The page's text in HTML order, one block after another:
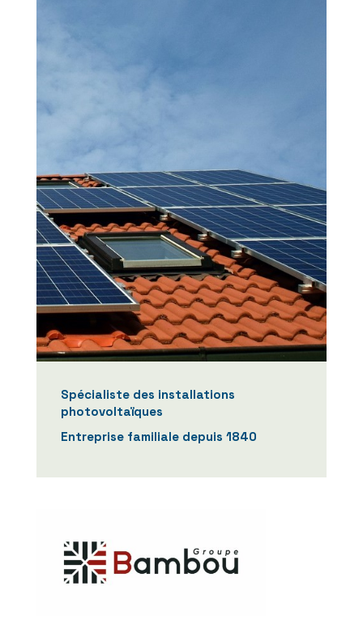
Spécialiste des installations
photovoltaïques
Entreprise familiale depuis 1840